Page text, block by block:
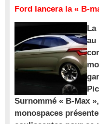
Ford lancera la « B-
La
au
Surnommé « B-Max
monospaces